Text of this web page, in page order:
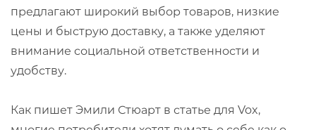
предлагают широкий выбор товаров, низкие
цены и быструю доставку, а также уделяют
внимание социальной ответственности и
удобству.
Как пишет Эмили Стюарт в статье для Vox,